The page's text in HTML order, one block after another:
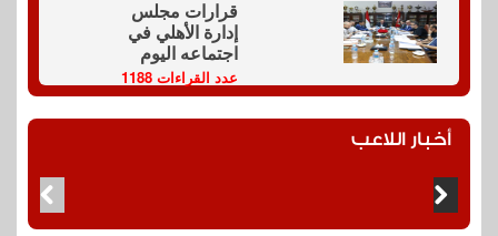
قرارات مجلس
إدارة الأهلي في
اجتماعه اليوم
عدد القراءات 1188
أخبار اللاعب